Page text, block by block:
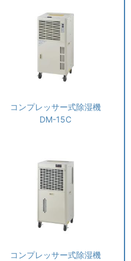
コンプレッサー式除湿機
DM-15C
コンプレッサー式除湿機